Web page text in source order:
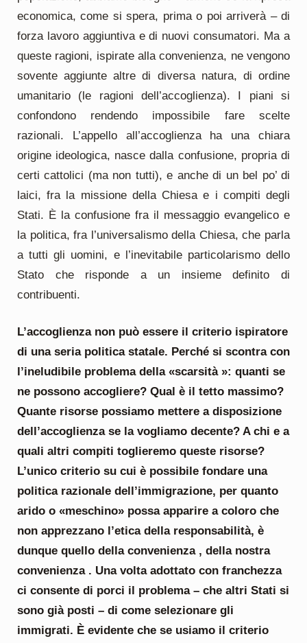
economica, come si spera, prima o poi arriverà – di
forza lavoro aggiuntiva e di nuovi consumatori. Ma a
queste ragioni, ispirate alla convenienza, ne vengono
sovente aggiunte altre di diversa natura, di ordine
umanitario (le ragioni dell’accoglienza). I piani si
confondono rendendo impossibile fare scelte
razionali. L’appello all’accoglienza ha una chiara
origine ideologica, nasce dalla confusione, propria di
certi cattolici (ma non tutti), e anche di un bel po’ di
laici, fra la missione della Chiesa e i compiti degli
Stati. È la confusione fra il messaggio evangelico e
la politica, fra l’universalismo della Chiesa, che parla
a tutti gli uomini, e l’inevitabile particolarismo dello
Stato che risponde a un insieme definito di
contribuenti.
L’accoglienza non può essere il criterio ispiratore
di una seria politica statale. Perché si scontra con
l’ineludibile problema della «scarsità »: quanti se
ne possono accogliere? Qual è il tetto massimo?
Quante risorse possiamo mettere a disposizione
dell’accoglienza se la vogliamo decente? A chi e a
quali altri compiti toglieremo queste risorse?
L’unico criterio su cui è possibile fondare una
politica razionale dell’immigrazione, per quanto
arido o «meschino» possa apparire a coloro che
non apprezzano l’etica della responsabilità, è
dunque quello della convenienza , della nostra
convenienza . Una volta adottato con franchezza
ci consente di porci il problema – che altri Stati si
sono già posti – di come selezionare gli
immigrati. È evidente che se usiamo il criterio